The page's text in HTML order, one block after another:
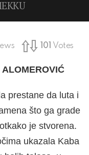
101 Votes
prestane da luta i
što ga grade
je stvorena.
ukazala Kaba